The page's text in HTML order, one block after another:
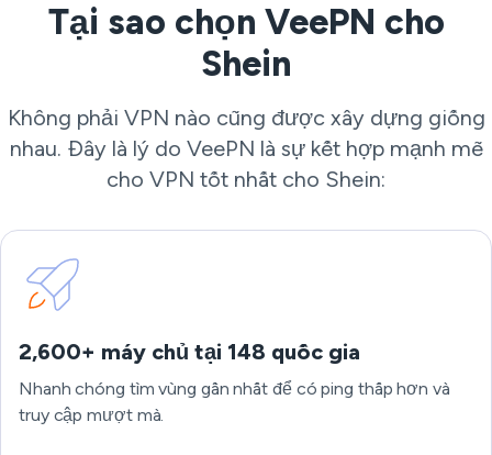
Tại sao chọn VeePN cho
Shein
Không phải VPN nào cũng được xây dựng giống
nhau. Đây là lý do VeePN là sự kết hợp mạnh mẽ
cho VPN tốt nhất cho Shein:
2,600+ máy chủ tại 148 quốc gia
Nhanh chóng tìm vùng gần nhất để có ping thấp hơn và
truy cập mượt mà.